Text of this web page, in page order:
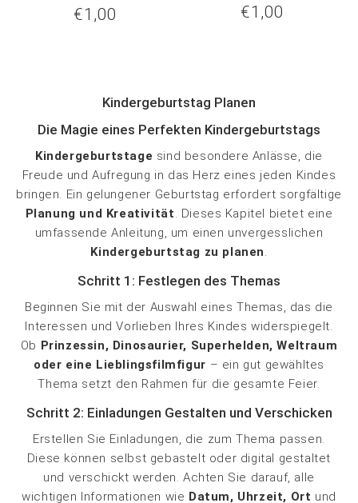
Normaler
€1,00
Normaler
€1,00
Kindergeburtstag Planen
Die Magie eines Perfekten Kindergeburtstags
Kindergeburtstage sind besondere Anlässe, die
Freude und Aufregung in das Herz eines jeden Kindes
bringen. Ein gelungener Geburtstag erfordert sorgfältige
Planung und Kreativität. Dieses Kapitel bietet eine
umfassende Anleitung, um einen unvergesslichen
Kindergeburtstag zu planen.
Schritt 1: Festlegen des Themas
Beginnen Sie mit der Auswahl eines Themas, das die
Interessen und Vorlieben Ihres Kindes widerspiegelt.
Ob Prinzessin, Dinosaurier, Superhelden, Weltraum
oder eine Lieblingsfilmfigur – ein gut gewähltes
Thema setzt den Rahmen für die gesamte Feier.
Schritt 2: Einladungen Gestalten und Verschicken
Erstellen Sie Einladungen, die zum Thema passen.
Diese können selbst gebastelt oder digital gestaltet
und verschickt werden. Achten Sie darauf, alle
wichtigen Informationen wie Datum, Uhrzeit, Ort und